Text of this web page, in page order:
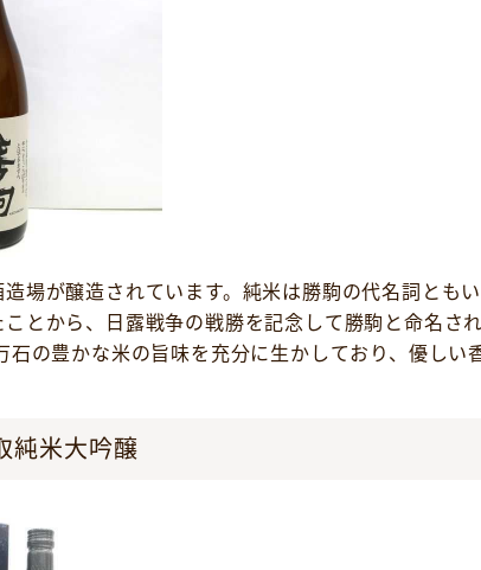
場が醸造されています。純米は勝駒の代名詞と
とから、日露戦争の戦勝を記念して勝駒と命名
石の豊かな米の旨味を充分に生かしており、優しい
純米大吟醸